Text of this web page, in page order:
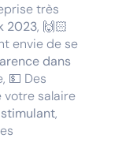
très
2023, 🙌🏻
envie de se
dans
💵 Des
votre salaire
,